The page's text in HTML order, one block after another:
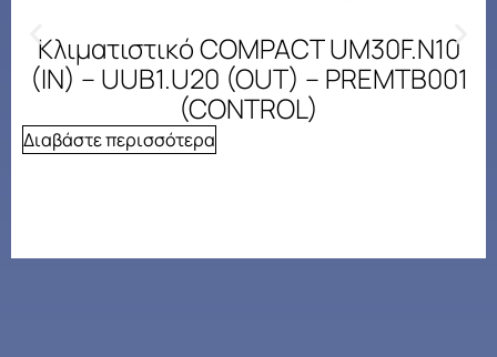
Κλιματιστικό COMPACT UM30F.N10
(IN) – UUB1.U20 (OUT) – PREMTB001
(CONTROL)
Διαβάστε περισσότερα